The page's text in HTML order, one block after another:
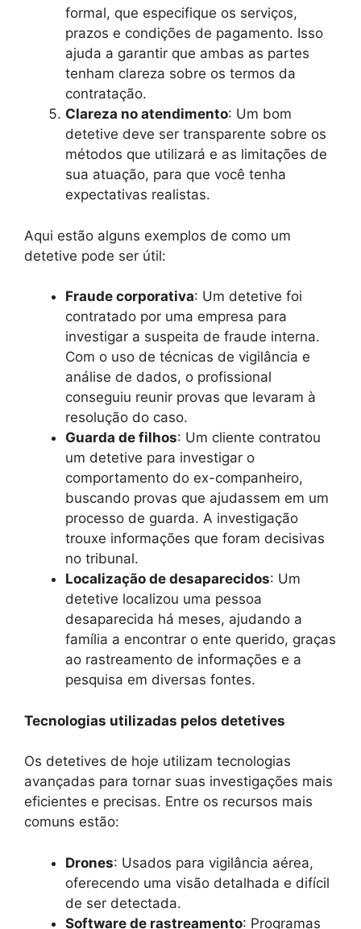
formal, que especifique os serviços,
prazos e condições de pagamento. Isso
ajuda a garantir que ambas as partes
tenham clareza sobre os termos da
contratação.
Clareza no atendimento: Um bom
detetive deve ser transparente sobre os
métodos que utilizará e as limitações de
sua atuação, para que você tenha
expectativas realistas.
Aqui estão alguns exemplos de como um
detetive pode ser útil:
Fraude corporativa: Um detetive foi
contratado por uma empresa para
investigar a suspeita de fraude interna.
Com o uso de técnicas de vigilância e
análise de dados, o profissional
conseguiu reunir provas que levaram à
resolução do caso.
Guarda de filhos: Um cliente contratou
um detetive para investigar o
comportamento do ex-companheiro,
buscando provas que ajudassem em um
processo de guarda. A investigação
trouxe informações que foram decisivas
no tribunal.
Localização de desaparecidos: Um
detetive localizou uma pessoa
desaparecida há meses, ajudando a
família a encontrar o ente querido, graças
ao rastreamento de informações e a
pesquisa em diversas fontes.
Tecnologias utilizadas pelos detetives
Os detetives de hoje utilizam tecnologias
avançadas para tornar suas investigações mais
eficientes e precisas. Entre os recursos mais
comuns estão:
Drones: Usados para vigilância aérea,
oferecendo uma visão detalhada e difícil
de ser detectada.
Software de rastreamento: Programas